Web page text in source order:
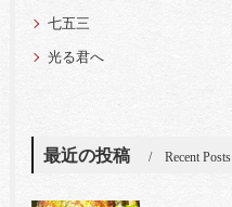
七五三
光る君へ
最近の投稿 Recent Posts